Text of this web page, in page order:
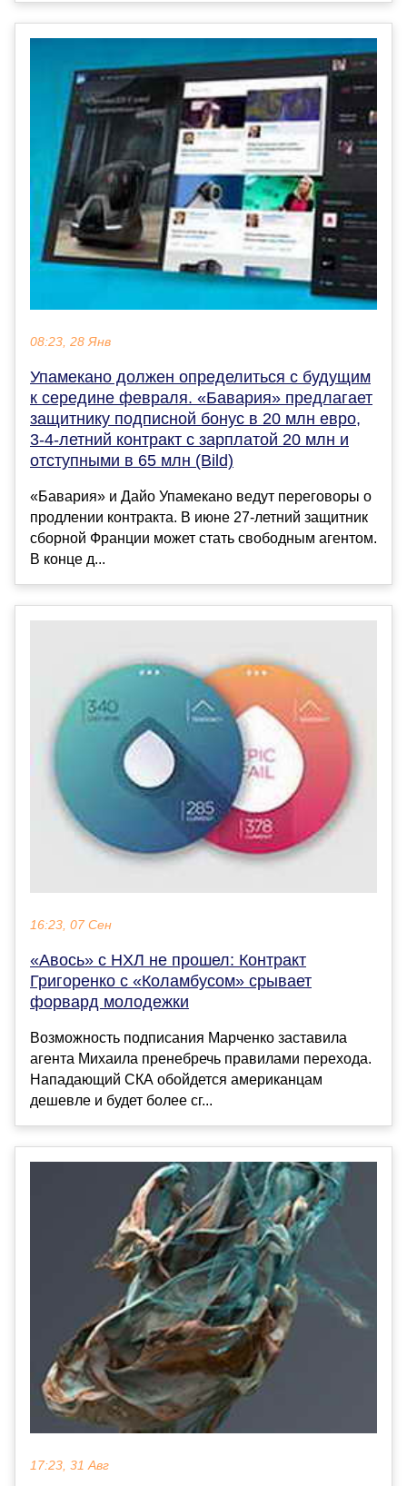
08:23, 28 Янв
Упамекано должен определиться с будущим
к середине февраля. «Бавария» предлагает
защитнику подписной бонус в 20 млн евро,
3-4-летний контракт с зарплатой 20 млн и
отступными в 65 млн (Bild)
«Бавария» и Дайо Упамекано ведут переговоры о
продлении контракта. В июне 27-летний защитник
сборной Франции может стать свободным агентом.
В конце д...
16:23, 07 Сен
«Авось» с НХЛ не прошел: Контракт
Григоренко с «Коламбусом» срывает
форвард молодежки
Возможность подписания Марченко заставила
агента Михаила пренебречь правилами перехода.
Нападающий СКА обойдется американцам
дешевле и будет более сг...
17:23, 31 Авг